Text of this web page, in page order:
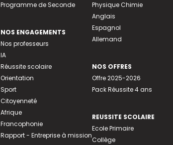
Programme de Seconde
NOS ENGAGEMENTS
Nos professeurs
IA
Réussite scolaire
Orientation
Sport
Citoyenneté
Afrique
Francophonie
Rapport - Entreprise à mission
Physique Chimie
Anglais
Espagnol
Allemand
NOS OFFRES
Offre 2025-2026
Pack Réussite 4 ans
REUSSITE SCOLAIRE
Ecole Primaire
Collège